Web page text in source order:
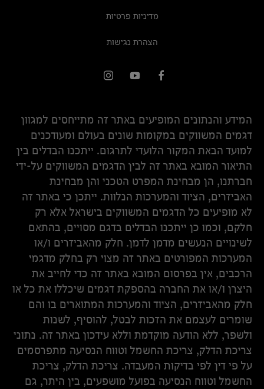
מדיניות פרטיות
הצהרת נגישות
המידע והנתונים המופיעים באתר זה מתייחסים למגוון
דגמים המשווקים במקומות שונים בעולם ומעודכנים
למועד הבאת המקור הלועדי לתרגום. ייתכנו הבדלים בין
התיאור המובא באתר זה לבין הדגמים המשווקים על-ידי
חברתנו, הן מבחינת המפרט הטכני והן מבחינת
האביזרים, הציוד והמערכות הנלוות. ייתכן כי באתר זה
לא מופיעים כל הדגמים המשווקים בישראל אלא רק
חלקם, וכמו כן ייתכנו הבדלים בדגם מסויים, בהתאם
לשינויים הנעשים מדמן לדמן. חלק מהאביזרים ו/או
המערכות המפורטים באתר זה מצוי רק בחלק מדגמי
הרכבים, אין בפרסום המובא באתר זה כדי לחייב את
היצרן ו/או את החברה בהספקת דגמים שיכללו את כל או
חלק מהאביזרים, הציוד והמערכות המתוארים בו והם
שומרים לעצמם את הזכות לבטל, להוסיף, לשנות
ולשפר, ללא הודעה מוקדמת וללא עידכון באתר זה. נתוני
צריכת הדלק, צריכת החשמל וטווח הנסיעה מתפרסמים
על פי דין לפי בדיקות המעבדה. צריכת הדלק, צריכת
החשמל וטווח הנסיעה בפועל מושפעים, בין היתר, גם